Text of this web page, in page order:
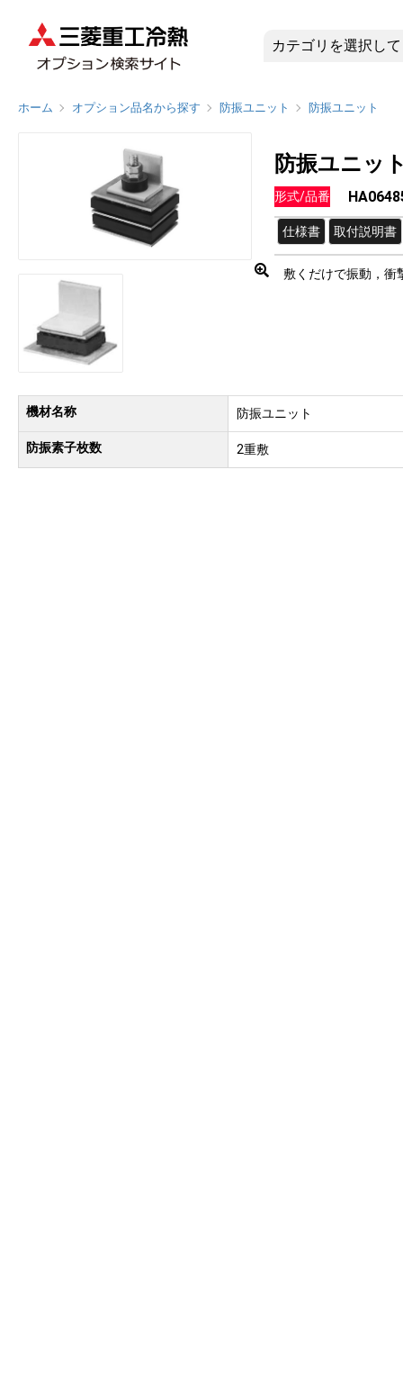
ホーム オプション品名から探す 防振ユニット 防振ユニット
防振ユニッ
形式/品番
仕様書 取付説明書
敷くだけで振動，衝
機材名称 防振ユニット
防振素子枚数 2重敷